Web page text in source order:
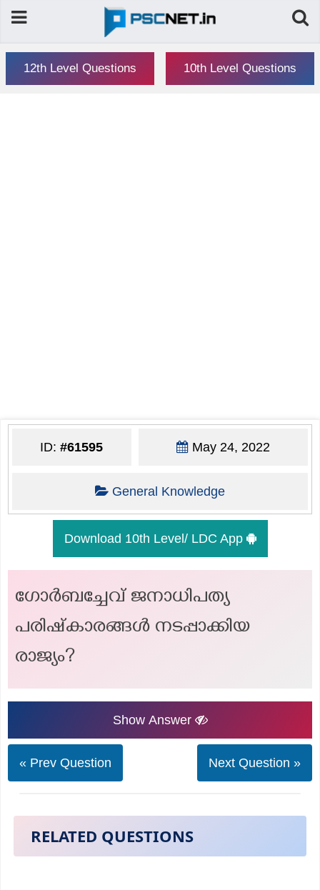
12th Level Questions 10th Level Questions
ID:#61595 May 24, 2022
General Knowledge
Download 10th Level/ LDC App
ഗോർബച്ചേവ് ജനാധിപത്യ
പരിഷ്‌കാരങ്ങൾ നടപ്പാക്കിയ
രാജ്യം?
Show Answer
« Prev Question Next Question »
RELATED QUESTIONS